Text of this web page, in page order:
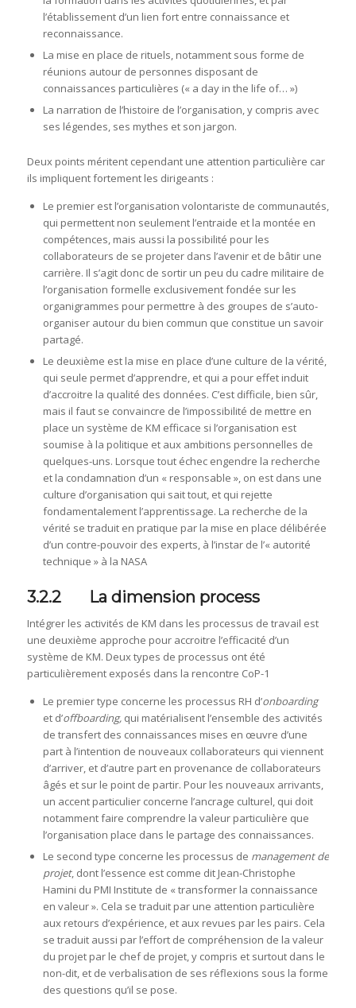
l’établissement d’un lien fort entre connaissance et
reconnaissance.
La mise en place de rituels, notamment sous forme de
réunions autour de personnes disposant de
connaissances particulières (« a day in the life of… »)
La narration de l’histoire de l’organisation, y compris avec
ses légendes, ses mythes et son jargon.
Deux points méritent cependant une attention particulière car
ils impliquent fortement les dirigeants :
Le premier est l’organisation volontariste de communautés,
qui permettent non seulement l’entraide et la montée en
compétences, mais aussi la possibilité pour les
collaborateurs de se projeter dans l’avenir et de bâtir une
carrière. Il s’agit donc de sortir un peu du cadre militaire de
l’organisation formelle exclusivement fondée sur les
organigrammes pour permettre à des groupes de s’auto-
organiser autour du bien commun que constitue un savoir
partagé.
Le deuxième est la mise en place d’une culture de la vérité,
qui seule permet d’apprendre, et qui a pour effet induit
d’accroitre la qualité des données. C’est difficile, bien sûr,
mais il faut se convaincre de l’impossibilité de mettre en
place un système de KM efficace si l’organisation est
soumise à la politique et aux ambitions personnelles de
quelques-uns. Lorsque tout échec engendre la recherche
et la condamnation d’un « responsable », on est dans une
culture d’organisation qui sait tout, et qui rejette
fondamentalement l’apprentissage. La recherche de la
vérité se traduit en pratique par la mise en place délibérée
d’un contre-pouvoir des experts, à l’instar de l’« autorité
technique » à la NASA
3.2.2 La dimension process
Intégrer les activités de KM dans les processus de travail est
une deuxième approche pour accroitre l’efficacité d’un
système de KM. Deux types de processus ont été
particulièrement exposés dans la rencontre CoP-1
Le premier type concerne les processus RH d’onboarding
et d’offboarding, qui matérialisent l’ensemble des activités
de transfert des connaissances mises en œuvre d’une
part à l’intention de nouveaux collaborateurs qui viennent
d’arriver, et d’autre part en provenance de collaborateurs
âgés et sur le point de partir. Pour les nouveaux arrivants,
un accent particulier concerne l’ancrage culturel, qui doit
notamment faire comprendre la valeur particulière que
l’organisation place dans le partage des connaissances.
Le second type concerne les processus de management de
projet, dont l’essence est comme dit Jean-Christophe
Hamini du PMI Institute de « transformer la connaissance
en valeur ». Cela se traduit par une attention particulière
aux retours d’expérience, et aux revues par les pairs. Cela
se traduit aussi par l’effort de compréhension de la valeur
du projet par le chef de projet, y compris et surtout dans le
non-dit, et de verbalisation de ses réflexions sous la forme
des questions qu’il se pose.